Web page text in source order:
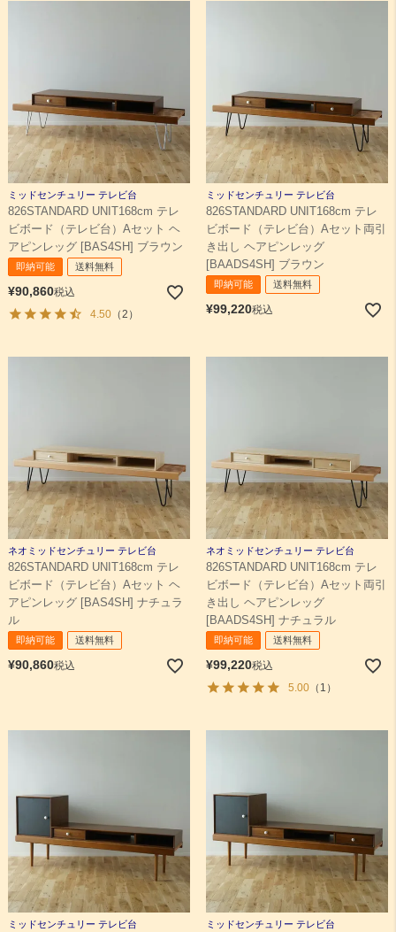
ミッドセンチュリー テレビ台
826STANDARD UNIT168cm テレ
ビボード（テレビ台）Aセット ヘ
アピンレッグ [BAS4SH] ブラウン
即納可能 送料無料
¥90,860税込
4.50（2）
ミッドセンチュリー テレビ台
826STANDARD UNIT168cm テレ
ビボード（テレビ台）Aセット両引
き出し ヘアピンレッグ
[BAADS4SH] ブラウン
即納可能 送料無料
¥99,220税込
ネオミッドセンチュリー テレビ台
826STANDARD UNIT168cm テレ
ビボード（テレビ台）Aセット ヘ
アピンレッグ [BAS4SH] ナチュラ
ル
即納可能 送料無料
¥90,860税込
ネオミッドセンチュリー テレビ台
826STANDARD UNIT168cm テレ
ビボード（テレビ台）Aセット両引
き出し ヘアピンレッグ
[BAADS4SH] ナチュラル
即納可能 送料無料
¥99,220税込
5.00（1）
ミッドセンチュリー テレビ台 ミッドセンチュリー テレビ台